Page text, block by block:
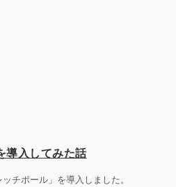
導入してみた話
チポール」を導入しました。